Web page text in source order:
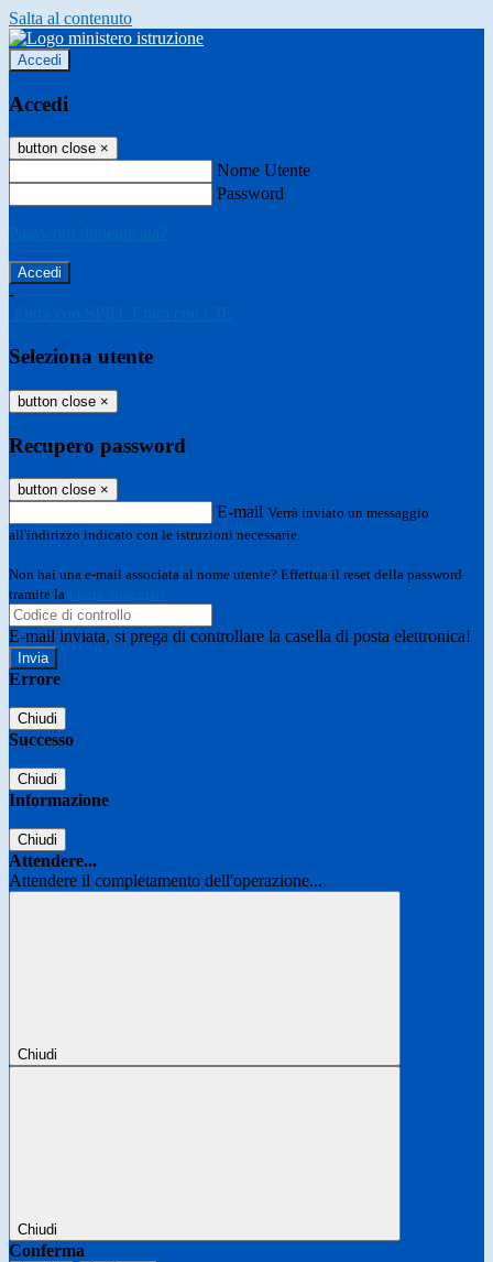
Salta al contenuto
Accedi
Accedi
button close ×
Nome Utente
Password
-
Seleziona utente
button close ×
Recupero password
button close ×
E-mail Verrà inviato un messaggio
all'indirizzo indicato con le istruzioni necessarie.
Non hai una e-mail associata al nome utente? Effettua il reset della password
tramite la
E-mail inviata, si prega di controllare la casella di posta elettronica!
Errore
Chiudi
Successo
Chiudi
Informazione
Chiudi
Attendere...
Attendere il completamento dell'operazione...
Chiudi
Chiudi
Conferma